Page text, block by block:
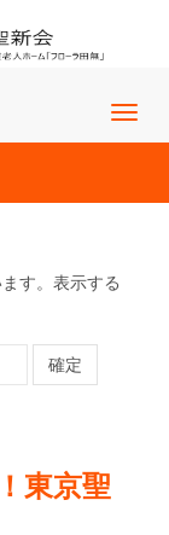
す。表示する
東京聖